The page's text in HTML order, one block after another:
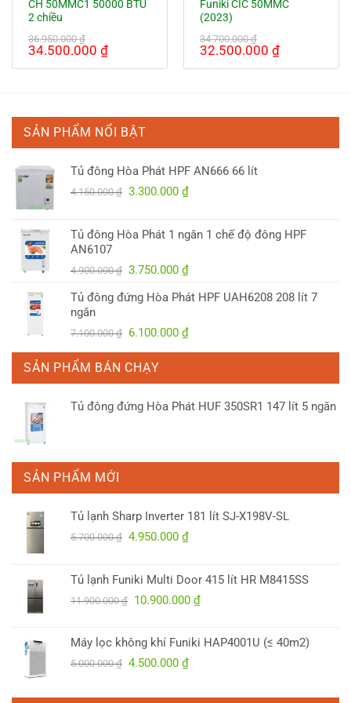
CH 50MMC1 50000 BTU
2 chiều
36.950.000₫
Giá
34.500.000 ₫Giá
Funiki CIC 50MMC
(2023)
34.700.000₫
Giá
32.500.000 ₫Giá
SẢN PHẨM NỔI BẬT
Tủ đông Hòa Phát HPF AN666 66 lít
4.150.000₫ Giá
4.150.000 ₫.
3.300.000 ₫Giá
là:
Tủ đông Hòa Phát 1 ngăn 1 chế độ đông HPF
AN6107
4.900.000₫ Giá
là:
3.750.000 ₫Giá
tại
3.750.000 ₫.
Tủ đông đứng Hòa Phát HPF UAH6208 208 lít 7
ngăn
7.100.000₫ Giá
là:
7.100.000 ₫.
6.100.000 ₫Giá
là:
SẢN PHẨM BÁN CHẠY
Tủ đông đứng Hòa Phát HUF 350SR1 147 lít 5 ngăn
SẢN PHẨM MỚI
Tủ lạnh Sharp Inverter 181 lít SJ-X198V-SL
5.700.000₫ Giá
5.700.000 ₫.
4.950.000 ₫Giá
là:
4.950.000 ₫.
Tủ lạnh Funiki Multi Door 415 lít HR M8415SS
11.900.000₫ Giá
11.900.000 ₫.
10.900.000 ₫Giá
là:
Máy lọc không khí Funiki HAP4001U (≤ 40m2)
5.000.000₫ Giá
là:
4.500.000 ₫Giá
tại